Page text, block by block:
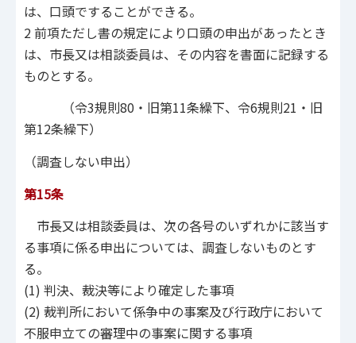
は、口頭ですることができる。
2 前項ただし書の規定により口頭の申出があったとき
は、市長又は相談委員は、その内容を書面に記録する
ものとする。
（令3規則80・旧第11条繰下、令6規則21・旧
第12条繰下）
（調査しない申出）
第15条
市長又は相談委員は、次の各号のいずれかに該当す
る事項に係る申出については、調査しないものとす
る。
(1) 判決、裁決等により確定した事項
(2) 裁判所において係争中の事案及び行政庁において
不服申立ての審理中の事案に関する事項